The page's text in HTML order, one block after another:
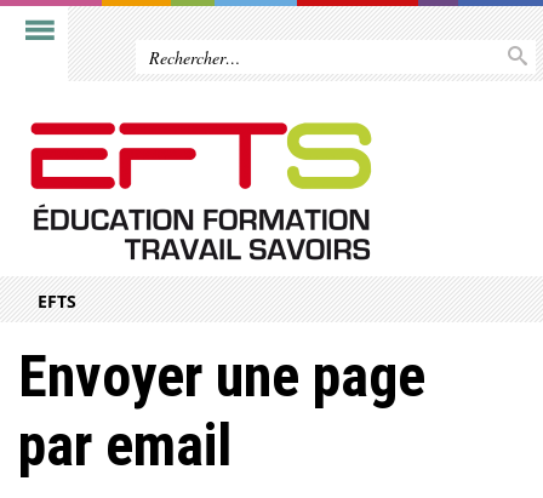
EFTS
Envoyer une page
par email